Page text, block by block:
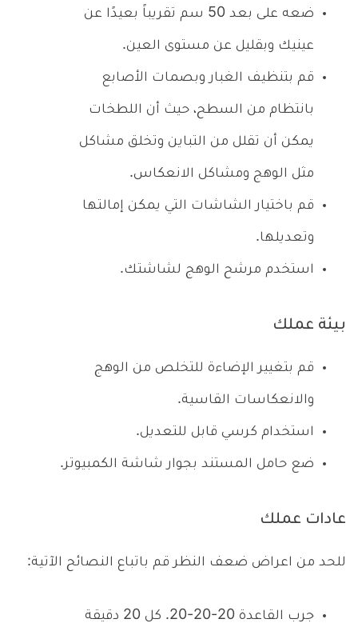
ضعه على بعد 50 سم تقريباً بعيدًا عن
عينيك وبقليل عن مستوى العين.
قم بتنظيف الغبار وبصمات الأصابع
بانتظام من السطح، حيث أن اللطخات
يمكن أن تقلل من التباين وتخلق مشاكل
مثل الوهج ومشاكل الانعكاس.
قم باختيار الشاشات التي يمكن إمالتها
وتعديلها.
استخدم مرشح الوهج لشاشتك.
بيئة عملك
قم بتغيير الإضاءة للتخلص من الوهج
والانعكاسات القاسية.
استخدام كرسي قابل للتعديل.
ضع حامل المستند بجوار شاشة الكمبيوتر.
عادات عملك
للحد من اعراض ضعف النظر قم باتباع النصائح الآتية:
جرب القاعدة 20-20-20. كل 20 دقيقة